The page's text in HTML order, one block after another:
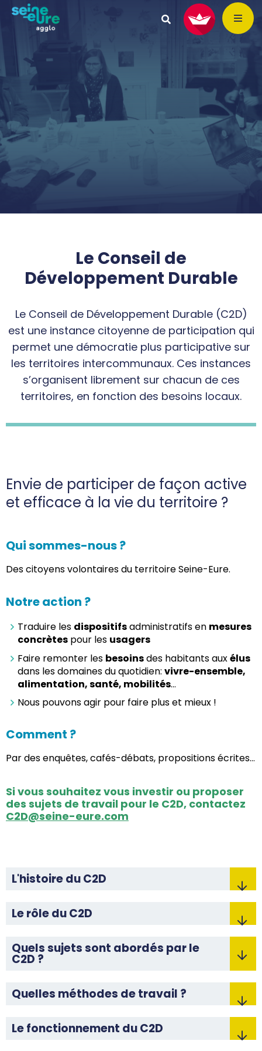
Le Conseil de
Développement Durable
Le Conseil de Développement Durable (C2D)
est une instance citoyenne de participation qui
permet une démocratie plus participative sur
les territoires intercommunaux. Ces instances
s’organisent librement sur chacun de ces
territoires, en fonction des besoins locaux.
Envie de participer de façon active
et efficace à la vie du territoire ?
Qui sommes-nous ?
Des citoyens volontaires du territoire Seine-Eure.
Notre action ?
Traduire les dispositifsadministratifs en mesures
concrètes pour les usagers
Faire remonter les besoinsdes habitants auxélus
dans les domaines du quotidien: vivre-ensemble,
alimentation, santé, mobilités…
Nous pouvons agir pour faire plus et mieux !
Comment ?
Par des enquêtes, cafés-débats, propositions écrites…
Si vous souhaitez vous investir ou proposer
des sujets de travail pour le C2D, contactez
C2D@seine-eure.com
L'histoire du C2D
Le rôle du C2D
Quels sujets sont abordés par le
C2D ?
Quelles méthodes de travail ?
Le fonctionnement du C2D